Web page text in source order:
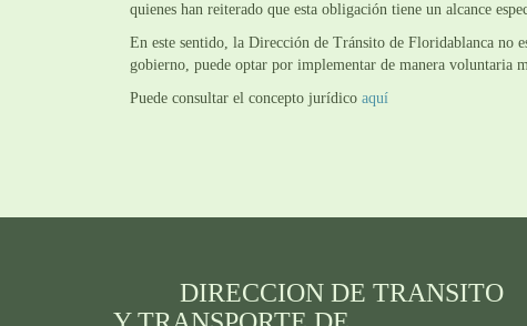
quienes han reiterado que esta obligación tiene un alcance
En este sentido, la Dirección de Tránsito de Floridablanca no
gobierno, puede optar por implementar de manera voluntaria
Puede consultar el concepto jurídico aquí
DIRECCION DE TRANSITO